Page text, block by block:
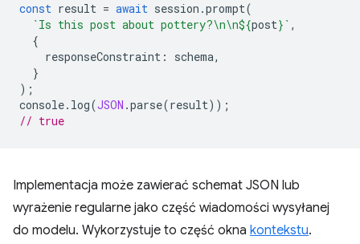
const result = await session .prompt(
`Is this post about pottery?\n\n${post} ` ,
{
responseConstraint : schema,
}
);
console. log(JSON .parse(result));
// true
Implementacja może zawierać schemat JSON lub
wyrażenie regularne jako część wiadomości wysyłanej
do modelu. Wykorzystuje to część okna kontekstu.